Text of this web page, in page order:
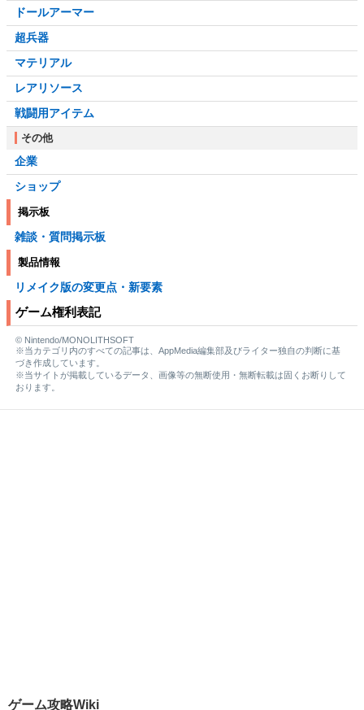
ドールアーマー
超兵器
マテリアル
レアリソース
戦闘用アイテム
その他
企業
ショップ
掲示板
雑談・質問掲示板
製品情報
リメイク版の変更点・新要素
ゲーム権利表記
© Nintendo/MONOLITHSOFT
※当カテゴリ内のすべての記事は、AppMedia編集部及びライター独自の判断に基
づき作成しています。
※当サイトが掲載しているデータ、画像等の無断使用・無断転載は固くお断りして
おります。
ゲーム攻略Wiki